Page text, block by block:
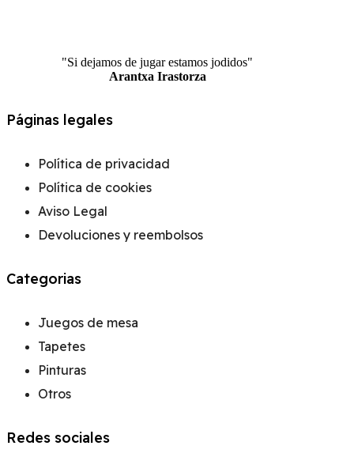
"Si dejamos de jugar estamos jodidos"
Arantxa Irastorza
Páginas legales
Política de privacidad
Política de cookies
Aviso Legal
Devoluciones y reembolsos
Categorias
Juegos de mesa
Tapetes
Pinturas
Otros
Redes sociales